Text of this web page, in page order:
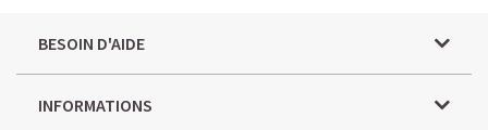
BESOIN D'AIDE
INFORMATIONS